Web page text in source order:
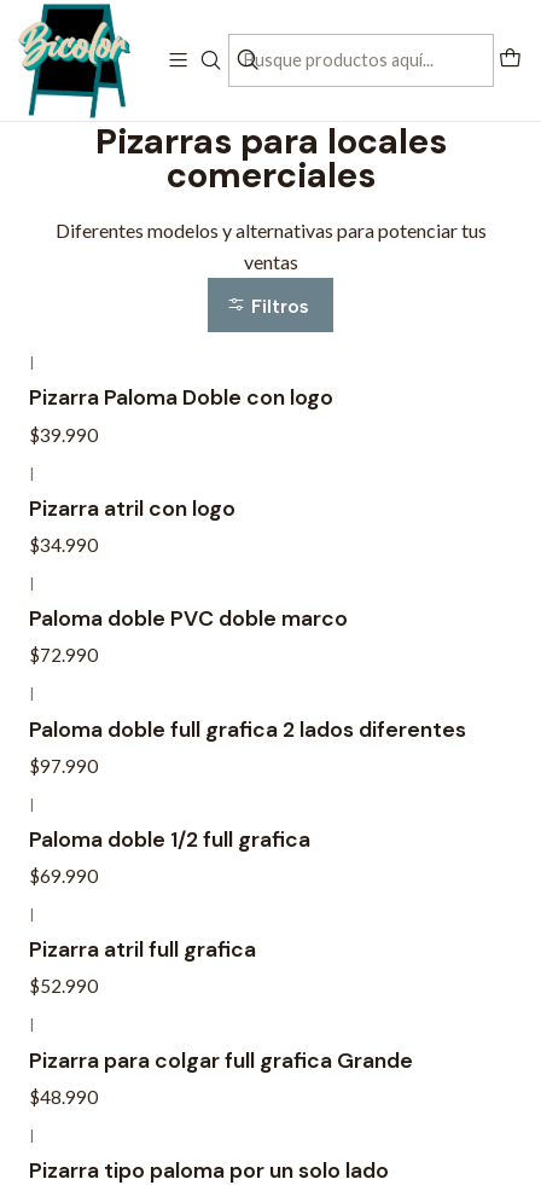
Inicio Pizarras para locales comerciales
Pizarras para locales
comerciales
Diferentes modelos y alternativas para potenciar tus
ventas
Filtros
|
Pizarra Paloma Doble con logo
$39.990
|
Pizarra atril con logo
$34.990
|
Paloma doble PVC doble marco
$72.990
|
Paloma doble full grafica 2 lados diferentes
$97.990
|
Paloma doble 1/2 full grafica
$69.990
|
Pizarra atril full grafica
$52.990
|
Pizarra para colgar full grafica Grande
$48.990
|
Pizarra tipo paloma por un solo lado